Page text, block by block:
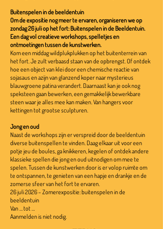
Buitenspelen in de beeldentuin
Om de expositie nog meer te ervaren, organiseren we op
zondag 26 juli op het fort: Buitenspelen in de Beeldentuin.
Een dag vol creatieve workshops, spelletjes en
ontmoetingen tussen de kunstwerken.
Kom een middag wildplukplukken op het buitenterrein van
het fort. Je zult verbaasd staan van de opbrengst. Of ontdek
hoe een object van klei door een chemische reactie van
sojasaus en azijn van glanzend koper naar mysterieus
blauwgroene patina verandert. Daarnaast kan je ook nog
speksteen gaan bewerken, een gemakkelijk bewerkbare
steen waar je alles mee kan maken. Van hangers voor
kettingen tot grootse sculpturen.
Jong en oud
Naast de workshops zijn er verspreid door de beeldentuin
diverse buitenspellen te vinden. Daag elkaar uit voor een
potje jeu de boules, ga knikkeren, kegelen of ontdek andere
klassieke spellen die jong en oud uitnodigen om mee te
spelen. Tussen de kunstwerken door is er volop ruimte om
te ontspannen, te genieten van een hapje en drankje en de
zomerse sfeer van het fort te ervaren.
26 juli 2026 – Zomerexpositie: buitenspelen in de
beeldentuin
Van … tot …
Aanmelden is niet nodig.